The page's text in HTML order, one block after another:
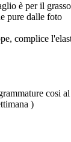
è per il
pure dalle foto
complice
cosi
)